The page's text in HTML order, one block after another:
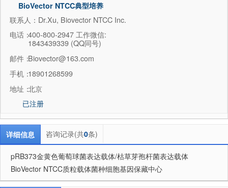
BioVector NTCC典型培养
联系人：Dr.Xu, Biovector NTCC Inc.
电话：400-800-2947 工作微信:
1843439339 (QQ同号)
邮件：Biovector@163.com
手机：18901268599
地址：北京
已注册
详细信息 咨询记录(共0条)
pRB373金黄色葡萄球菌表达载体/枯草芽孢杆菌表达载体
BioVector NTCC质粒载体菌种细胞基因保藏中心